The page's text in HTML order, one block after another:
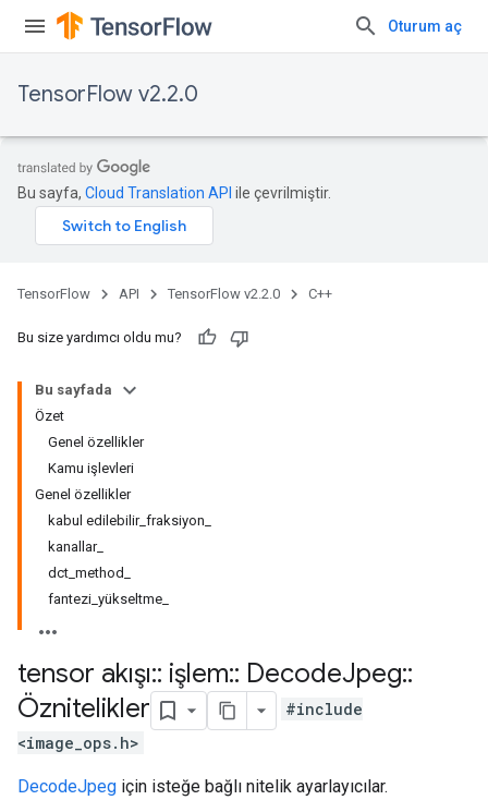
Oturum aç
TensorFlow v2.2.0
Bu sayfa, Cloud Translation API ile çevrilmiştir.
TensorFlow API TensorFlow v2.2.0 C++
Bu size yardımcı oldu mu?
Bu sayfada
Özet
Genel özellikler
Kamu işlevleri
Genel özellikler
kabul edilebilir_fraksiyon_
kanallar_
dct_method_
fantezi_yükseltme_
tensor akışı:: işlem:: DecodeJpeg::
Öznitelikler
#include
<image_ops.h>
DecodeJpeg için isteğe bağlı nitelik ayarlayıcılar.